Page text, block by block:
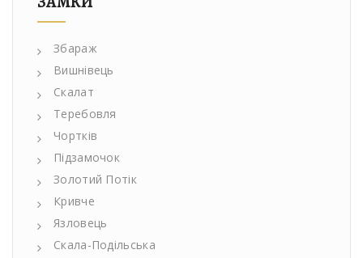
Збараж
Вишнівець
Скалат
Теребовля
Чортків
Підзамочок
Золотий Потік
Кривче
Язловець
Скала-Подільська